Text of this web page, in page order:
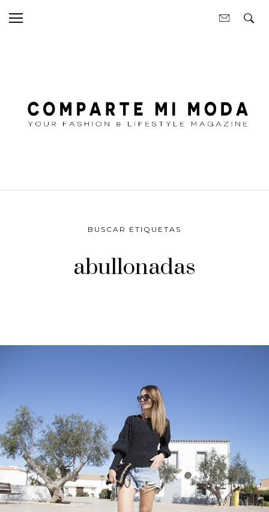
BUSCAR ETIQUETAS
abullonadas